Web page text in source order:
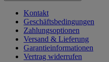
Kontakt
Geschäftsbedingungen
Zahlungsoptionen
Versand & Lieferung
Garantieinformationen
Vertrag widerrufen